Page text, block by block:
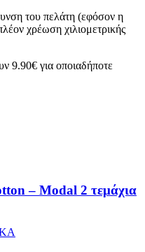
του πελάτη (εφόσον η
χρέωση χιλιομετρικής
9.90€ για οποιαδήποτε
– Modal 2 τεμάχια